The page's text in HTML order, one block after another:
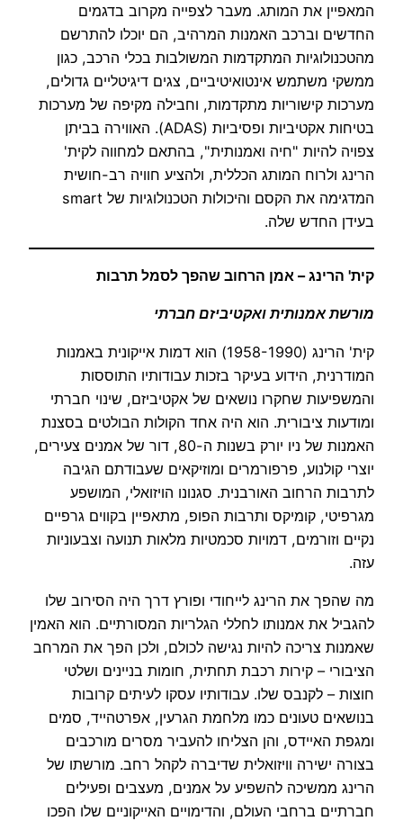
המאפיין את המותג. מעבר לצפייה מקרוב בדגמים
החדשים וברכב האמנות המרהיב, הם יוכלו להתרשם
מהטכנולוגיות המתקדמות המשולבות בכלי הרכב, כגון
ממשקי משתמש אינטואיטיביים, צגים דיגיטליים גדולים,
מערכות קישוריות מתקדמות, וחבילה מקיפה של מערכות
בטיחות אקטיביות ופסיביות (ADAS). האווירה בביתן
צפויה להיות "חיה ואמנותית", בהתאם למחווה לקית'
הרינג ולרוח המותג הכללית, ולהציע חוויה רב-חושית
המדגימה את הקסם והיכולות הטכנולוגיות של smart
בעידן החדש שלה.
קית' הרינג – אמן הרחוב שהפך לסמל תרבות
מורשת אמנותית ואקטיביזם חברתי
קית' הרינג (1958-1990) הוא דמות אייקונית באמנות
המודרנית, הידוע בעיקר בזכות עבודותיו התוססות
והמשפיעות שחקרו נושאים של אקטיביזם, שינוי חברתי
ומודעות ציבורית. הוא היה אחד הקולות הבולטים בסצנת
האמנות של ניו יורק בשנות ה-80, דור של אמנים צעירים,
יוצרי קולנוע, פרפורמרים ומוזיקאים שעבודתם הגיבה
לתרבות הרחוב האורבנית. סגנונו הויזואלי, המושפע
מגרפיטי, קומיקס ותרבות הפופ, מתאפיין בקווים גרפיים
נקיים וזורמים, דמויות סכמטיות מלאות תנועה וצבעוניות
עזה.
מה שהפך את הרינג לייחודי ופורץ דרך היה הסירוב שלו
להגביל את אמנותו לחללי הגלריות המסורתיים. הוא האמין
שאמנות צריכה להיות נגישה לכולם, ולכן הפך את המרחב
הציבורי – קירות רכבת תחתית, חומות בניינים ושלטי
חוצות – לקנבס שלו. עבודותיו עסקו לעיתים קרובות
בנושאים טעונים כמו מלחמת הגרעין, אפרטהייד, סמים
ומגפת האיידס, והן הצליחו להעביר מסרים מורכבים
בצורה ישירה וויזואלית שדיברה לקהל רחב. מורשתו של
הרינג ממשיכה להשפיע על אמנים, מעצבים ופעילים
חברתיים ברחבי העולם, והדימויים האייקוניים שלו הפכו